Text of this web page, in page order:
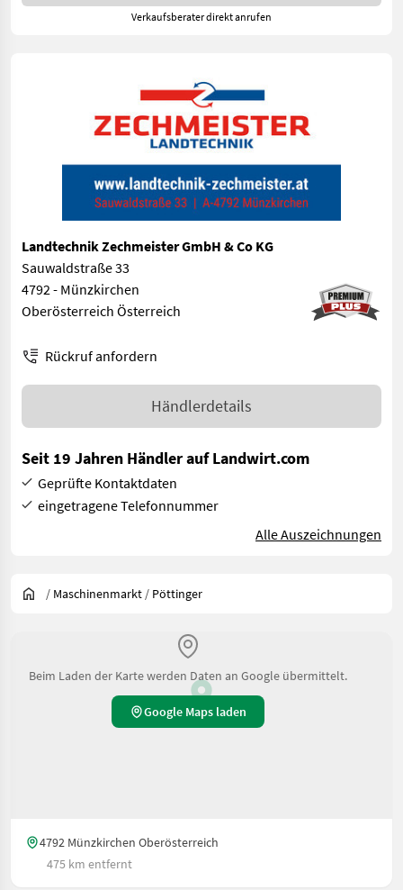
Verkaufsberater direkt anrufen
Landtechnik Zechmeister GmbH & Co KG
Sauwaldstraße 33
4792 - Münzkirchen
Oberösterreich Österreich
Rückruf anfordern
Händlerdetails
Seit 19 Jahren Händler auf Landwirt.com
Geprüfte Kontaktdaten
eingetragene Telefonnummer
Alle Auszeichnungen
/ Maschinenmarkt / Pöttinger
Beim Laden der Karte werden Daten an Google übermittelt.
Google Maps laden
4792 Münzkirchen Oberösterreich
475 km entfernt